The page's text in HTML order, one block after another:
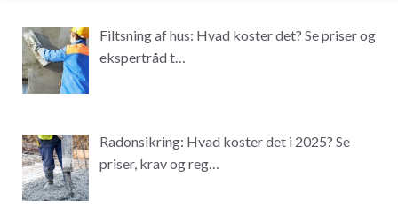
Filtsning af hus: Hvad koster det? Se priser og
ekspertråd t…
Radonsikring: Hvad koster det i 2025? Se
priser, krav og reg…